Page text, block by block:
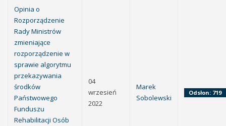
Opinia o
Rozporządzenie
Rady Ministrów
zmieniające
rozporządzenie w
sprawie algorytmu
przekazywania
środków
Państwowego
Funduszu
Rehabilitacji Osób
04
wrzesień
2022
Marek
Sobolewski
Odsłon: 719